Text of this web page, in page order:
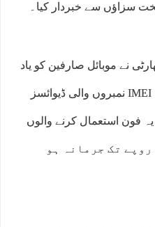
نے موبائل صارفین کو یاد
دلایا کہ چھیڑ چھاڑ یا کلون شدہ IMEI نمبروں والی ڈیوائسز
فون استعمال کرنے والوں
تک قید اور 10 لاکھ روپے تک جرمانہ ہو